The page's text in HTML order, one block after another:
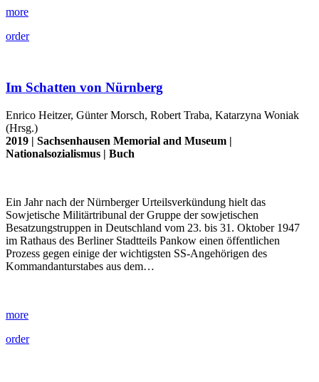
more
order
Im Schatten von Nürnberg
Enrico Heitzer, Günter Morsch, Robert Traba, Katarzyna Woniak
(Hrsg.)
2019 | Sachsenhausen Memorial and Museum |
Nationalsozialismus | Buch
Ein Jahr nach der Nürnberger Urteilsverkündung hielt das
Sowjetische Militärtribunal der Gruppe der sowjetischen
Besatzungstruppen in Deutschland vom 23. bis 31. Oktober 1947
im Rathaus des Berliner Stadtteils Pankow einen öffentlichen
Prozess gegen einige der wichtigsten SS-Angehörigen des
Kommandanturstabes aus dem…
more
order